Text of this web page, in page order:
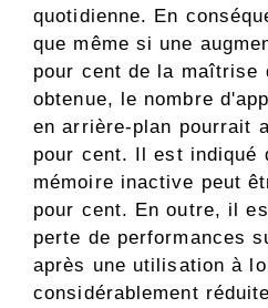
quotidienne. En
que même si une
pour cent de la maîtrise
obtenue, le nombre
en arrière-plan pourrait
pour cent. Il est indiqué
mémoire inactive peut
pour cent. En outre, il
perte de performances
après une utilisation à
considérablement